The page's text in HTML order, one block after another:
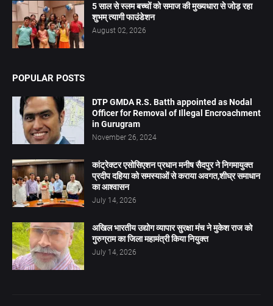
5 साल से स्लम बच्चों को समाज की मुख्यधारा से जोड़ रहा
शुभम् त्यागी फाउंडेशन
August 02, 2026
POPULAR POSTS
DTP GMDA R.S. Batth appointed as Nodal
Officer for Removal of Illegal Encroachment
in Gurugram
November 26, 2024
कांट्रेक्टर एसोसिएशन प्रधान मनीष सैदपुर ने निगमायुक्त
प्रदीप दहिया को समस्याओं से कराया अवगत,शीघ्र समाधान
का आश्वासन
July 14, 2026
अखिल भारतीय उद्योग व्यापार सुरक्षा मंच ने मुकेश राज को
गुरुग्राम का जिला महामंत्री किया नियुक्त
July 14, 2026